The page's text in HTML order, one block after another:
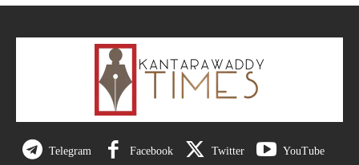
Telegram Facebook Twitter YouTube